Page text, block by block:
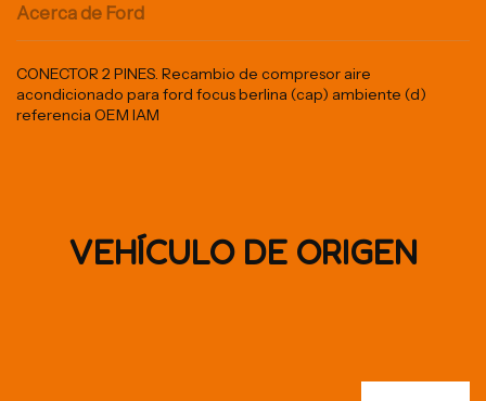
Acerca de Ford
CONECTOR 2 PINES. Recambio de compresor aire
acondicionado para ford focus berlina (cap) ambiente (d)
referencia OEM IAM
VEHÍCULO DE ORIGEN